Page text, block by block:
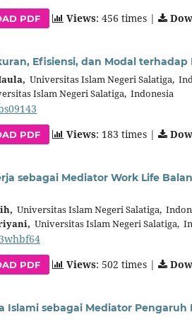
PDF Views: 456 times |
Efisiensi, dan Modal
Universitas Islam Negeri Salatiga,
Islam Negeri Salatiga, Indonesia
PDF Views: 183 times |
sebagai Mediator Work Life
Universitas Islam Negeri Salatiga,
Universitas Islam Negeri Salatiga,
PDF Views: 502 times |
Islami sebagai Mediator